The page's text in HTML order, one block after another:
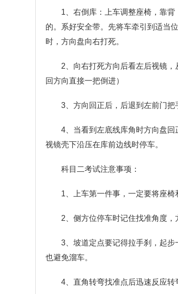
1、右倒库：上车调整座椅，靠
的。系好安全带。先将车牵引到适当
时，方向盘向右打死。
2、向右打死方向后看左后视镜
回方向直接一把倒进）
3、方向回正后，后退到左前门把
4、当看到左底线库角时方向盘
视镜壳下沿压在库前边线时停车。
科目二考试注意事项：
1、上车第一件事，一定要将座椅
2、侧方位停车时记住找准角度，
3、坡道定点要记得拉手刹，起
也避免溜车。
4、直角转弯找准点后迅速反应转